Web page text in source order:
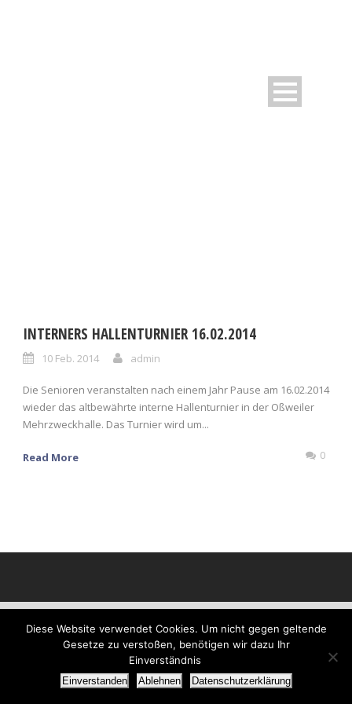
INTERNERS HALLENTURNIER 16.02.2014
10 Feb. 2014 admin
Die Senioren veranstalten nach einem Jahr Pause am 16.02.2014
wieder das altbewährte interne Hallenturnier in der Oßweiler
Mehrzweckhalle. Das Turnier wird um...
Read More 0
Diese Website verwendet Cookies. Um nicht gegen geltende
Gesetze zu verstoßen, benötigen wir dazu Ihr
Einverständnis
Einverstanden Ablehnen Datenschutzerklärung